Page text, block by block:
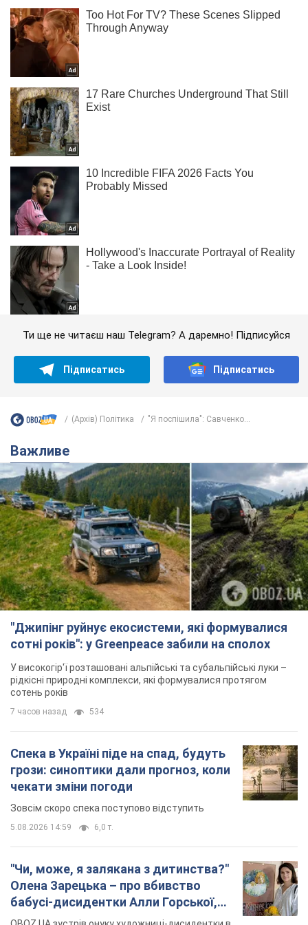
Ти ще не читаєш наш Telegram? А даремно! Підписуйся
Підписатись Підписатись
(Архів) Політика "Я поспішила": Савченко...
Важливе
"Джипінг руйнує екосистеми, які формувалися
сотні років": у Greenpeace забили на сполох
У високогір'ї розташовані альпійські та субальпійські луки –
рідкісні природні комплекси, які формувалися протягом
сотень років
7 часов назад 534
Спека в Україні піде на спад, будуть
грози: синоптики дали прогноз, коли
чекати зміни погоди
Зовсім скоро спека поступово відступить
5.08.2026 14:59 6,0 т.
"Чи, може, я залякана з дитинства?"
Олена Зарецька – про вбивство
бабусі-дисидентки Алли Горської,
критику Дмитра Стуса та втечу в